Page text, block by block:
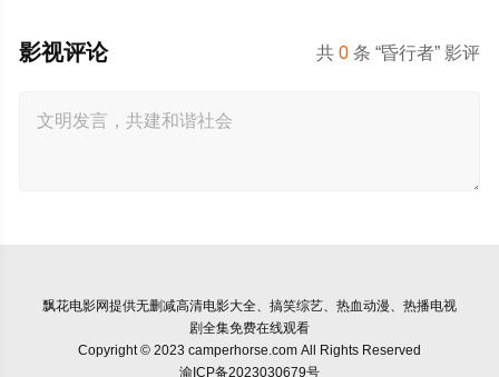
共0 条 “昏行者” 影评
影视评论
飘花电影网提供无删减高清电影大全、搞笑综艺、热血动漫、热播电视
剧全集免费在线观看
Copyright © 2023 camperhorse.com All Rights Reserved
渝ICP备2023030679号